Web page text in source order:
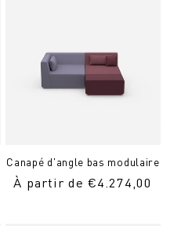
Canapé d'angle bas modulaire
Prix
À partir de €4.274,00